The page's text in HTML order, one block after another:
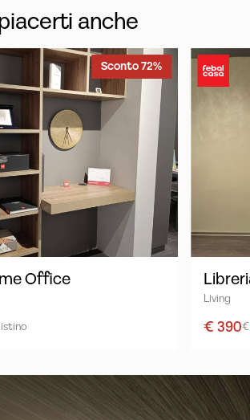
anche
Sconto 72%
Office
Living
€ 390